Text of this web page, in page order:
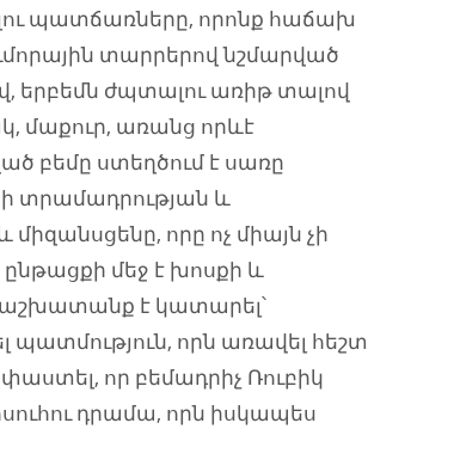
պատճառները, որոնք հաճախ
տարրերով նշմարված
երբեմն ժպտալու առիթ տալով
մաքուր, առանց որևէ
բեմը ստեղծում է սառը
տրամադրության և
որը ոչ միայն չի
ընթացքի մեջ է խոսքի և
աշխատանք է կատարել՝
պատմություն, որն առավել հեշտ
որ բեմադրիչ Ռուբիկ
դրամա, որն իսկապես